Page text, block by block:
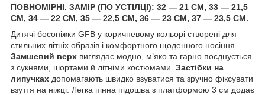
ПОВНОМІРНІ. ЗАМІР (ПО УСТІЛЦІ): 32 — 21 СМ, 33 — 21,5
СМ, 34 — 22 СМ, 35 — 22,5 СМ, 36 — 23 СМ, 37 — 23,5 СМ.
Дитячі босоніжки GFB у коричневому кольорі створені для
стильних літніх образів і комфортного щоденного носіння.
Замшевий верх виглядає модно, м’яко та гарно поєднується
з сукнями, шортами й літніми костюмами. Застібки на
липучках допомагають швидко взуватися та зручно фіксувати
взуття на ніжці. Легка пінна підошва з платформою 3 см додає